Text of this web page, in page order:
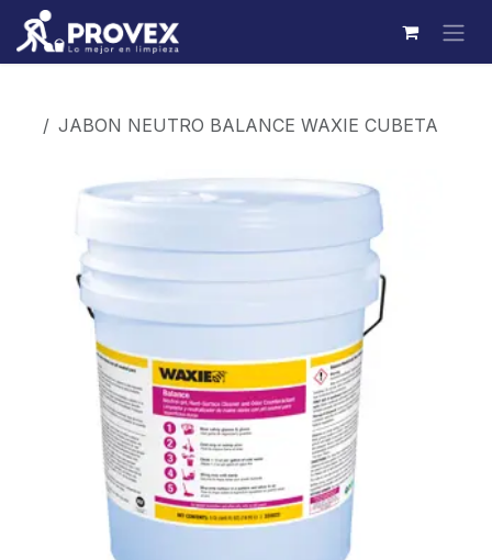
Ir al contenido
JABON NEUTRO BALANCE WAXIE CUBETA